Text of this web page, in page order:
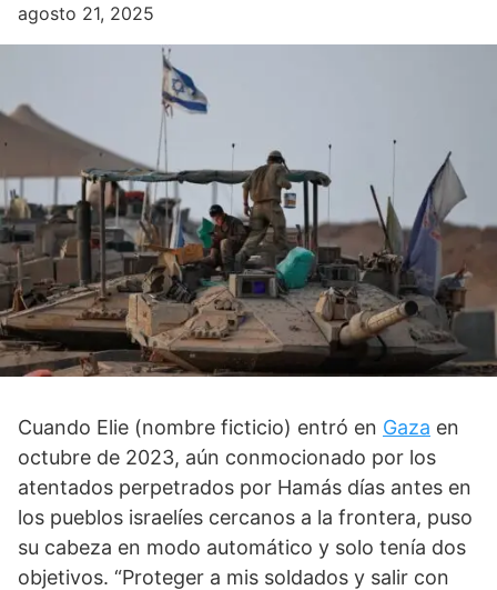
agosto 21, 2025
Cuando Elie (nombre ficticio) entró en Gaza en
octubre de 2023, aún conmocionado por los
atentados perpetrados por Hamás días antes en
los pueblos israelíes cercanos a la frontera, puso
su cabeza en modo automático y solo tenía dos
objetivos. “Proteger a mis soldados y salir con